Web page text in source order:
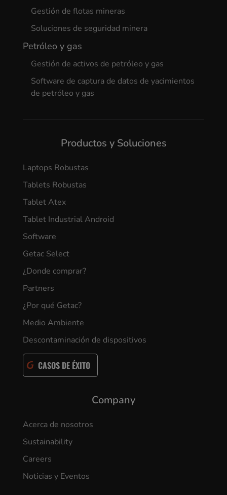
Gestión de flotas mineras
Soluciones de seguridad minera
Petróleo y gas
Gestión de activos de petróleo y gas
Software de captura de datos de yacimientos
de petróleo y gas
Productos y Soluciones
Laptops Robustas
Tablets Robustas
Tablet Atex
Tablet Industrial Android
Software
Getac Select
¿Donde comprar?
Partners
¿Por qué Getac?
Medio Ambiente
Descontaminación de dispositivos
CASOS DE ÉXITO
Company
Acerca de nosotros
Sustainability
Careers
Noticias y Eventos